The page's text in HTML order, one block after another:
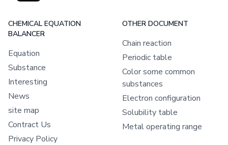
CHEMICAL EQUATION
BALANCER
Equation
Substance
Interesting
News
site map
Contract Us
Privacy Policy
OTHER DOCUMENT
Chain reaction
Periodic table
Color some common
substances
Electron configuration
Solubility table
Metal operating range